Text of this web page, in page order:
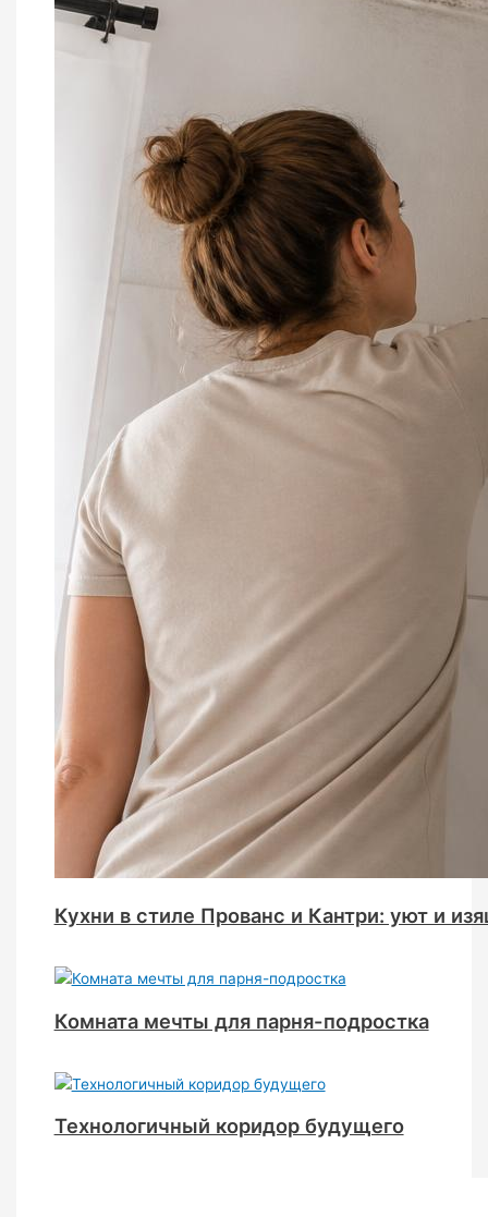
Кухни в стиле Прованс и Кантри: уют и
Комната мечты для парня-подростка
Технологичный коридор будущего